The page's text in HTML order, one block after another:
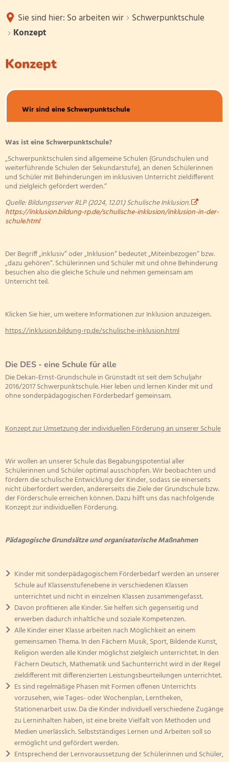
Das sind wir
Schulsozialarbeit
Förderkreis
Soziale Gruppenarbeit
Ganztagsschule
Konzept
Schwerpunktschule
Bewegte
Termine
Schulalltag
Sie sind hier: So arbeiten wir
Schwerpunktschule
Konzept
Konzept
Konzept
Wir sind eine Schwerpunktschule
Was ist eine Schwerpunktschule?
„Schwerpunktschulen sind allgemeine Schulen (Grundschulen und
weiterführende Schulen der Sekundarstufe), an denen Schülerinnen
und Schüler mit Behinderungen im inklusiven Unterricht zieldifferent
und zielgleich gefördert werden.“
Quelle: Bildungsserver RLP (2024, 12.01.) Schulische Inklusion.
https://inklusion.bildung-rp.de/schulische-inklusion/inklusion-in-der-
schule.html
Der Begriff „inklusiv“ oder „Inklusion“ bedeutet „Miteinbezogen“ bzw.
„dazu gehören“. Schülerinnen und Schüler mit und ohne Behinderung
besuchen also die gleiche Schule und nehmen gemeinsam am
Unterricht teil.
Klicken Sie hier, um weitere Informationen zur Inklusion anzuzeigen.
https://inklusion.bildung-rp.de/schulische-inklusion.html
Die DES - eine Schule für alle
Die Dekan-Ernst-Grundschule in Grünstadt ist seit dem Schuljahr
2016/2017 Schwerpunktschule. Hier leben und lernen Kinder mit und
ohne sonderpädagogischen Förderbedarf gemeinsam.
Konzept zur Umsetzung der individuellen Förderung an unserer Schule
Wir wollen an unserer Schule das Begabungspotential aller
Schülerinnen und Schüler optimal ausschöpfen. Wir beobachten und
fördern die schulische Entwicklung der Kinder, sodass sie einerseits
nicht überfordert werden, andererseits die Ziele der Grundschule bzw.
der Förderschule erreichen können. Dazu hilft uns das nachfolgende
Konzept zur individuellen Förderung.
Pädagogische Grundsätze und organisatorische Maßnahmen
Kinder mit sonderpädagogischem Förderbedarf werden an unserer
Schule auf Klassenstufenebene in verschiedenen Klassen
unterrichtet und nicht in einzelnen Klassen zusammengefasst.
Davon profitieren alle Kinder. Sie helfen sich gegenseitig und
erwerben dadurch inhaltliche und soziale Kompetenzen.
Alle Kinder einer Klasse arbeiten nach Möglichkeit an einem
gemeinsamen Thema. In den Fächern Musik, Sport, Bildende Kunst,
Religion werden alle Kinder möglichst zielgleich unterrichtet. In den
Fächern Deutsch, Mathematik und Sachunterricht wird in der Regel
zieldifferent mit differenzierten Leistungsbeurteilungen unterrichtet.
Es sind regelmäßige Phasen mit Formen offenen Unterrichts
vorzusehen, wie Tages- oder Wochenplan, Lerntheken,
Stationenarbeit usw. Da die Kinder individuell verschiedene Zugänge
zu Lerninhalten haben, ist eine breite Vielfalt von Methoden und
Medien unerlässlich. Selbstständiges Lernen und Arbeiten soll so
ermöglicht und gefördert werden.
Entsprechend der Lernvoraussetzung der Schülerinnen und Schüler,